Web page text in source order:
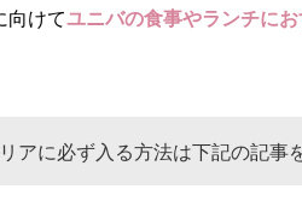
向けてユニバの食事やランチに
アに必ず入る方法は下記の記事